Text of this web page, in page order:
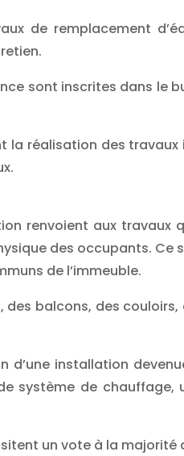
de remplacement
sont inscrites dans le
la réalisation des
renvoient aux
des occupants.
de l’immeuble.
balcons, des
installation
système de
un vote à la majorité